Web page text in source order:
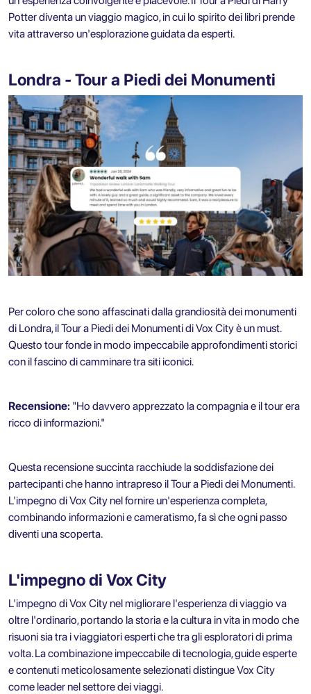
Potter diventa un viaggio magico, in cui lo spirito dei libri prende
vita attraverso un'esplorazione guidata da esperti.
Londra - Tour a Piedi dei Monumenti
Per coloro che sono affascinati dalla grandiosità dei monumenti
di Londra, ilTour a Piedi dei Monumenti di Vox Cityè un must.
Questo tour fonde in modo impeccabile approfondimenti storici
con il fascino di camminare tra siti iconici.
Recensione: "Ho davvero apprezzato la compagnia e il tour era
ricco di informazioni."
Questa recensione succinta racchiude la soddisfazione dei
partecipanti che hanno intrapreso il Tour a Piedi dei Monumenti.
L'impegno di Vox City nel fornire un'esperienza completa,
combinando informazioni e cameratismo, fa sì che ogni passo
diventi una scoperta.
L'impegno di Vox City
L'impegno di Vox City nel migliorare l'esperienza di viaggio va
oltre l'ordinario, portando la storia e la cultura in vita in modo che
risuoni sia tra i viaggiatori esperti che tra gli esploratori di prima
volta. La combinazione impeccabile di tecnologia, guide esperte
e contenuti meticolosamente selezionati distingue Vox City
come leader nel settore dei viaggi.